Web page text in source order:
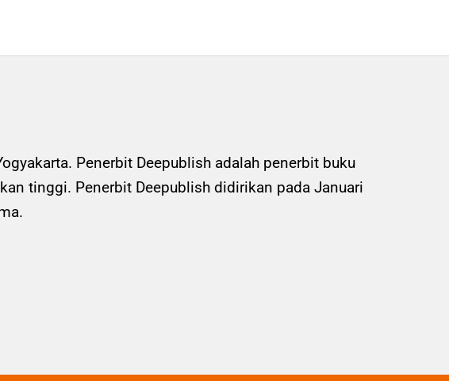
Penerbit Deepublish adalah penerbit buku
tinggi. Penerbit Deepublish didirikan pada Januari